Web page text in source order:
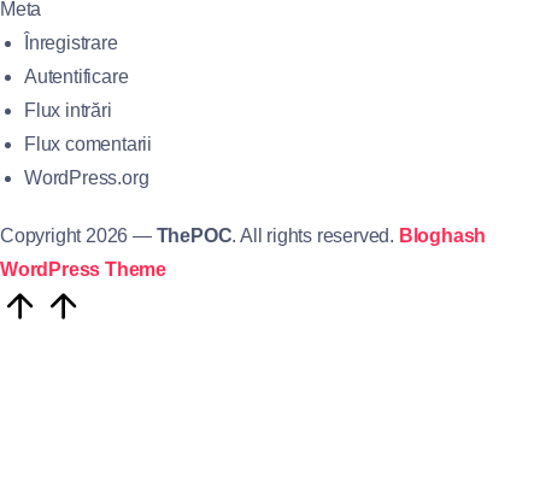
Meta
Înregistrare
Autentificare
Flux intrări
Flux comentarii
WordPress.org
Copyright 2026 — ThePOC. All rights reserved. Bloghash
WordPress Theme